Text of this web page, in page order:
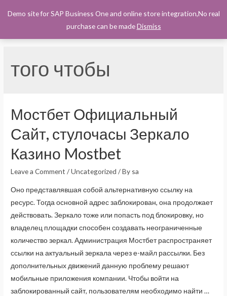
0
того чтобы
Мостбет Официальный
Сайт, стулочасы Зеркало
Казино Mostbet
Leave a Comment /Uncategorized / By sa
Оно представлявшая собой альтернативную ссылку на
ресурс. Тогда основной адрес заблокирован, она продолжает
действовать. Зеркало тоже или попасть под блокировку, но
владелец площадки способен создавать неограниченные
количество зеркал. Администрация Мостбет распространяет
ссылки на актуальный зеркала через е-майл рассылки. Без
дополнительных движений данную проблему решают
мобильные приложения компании. Чтобы войти на
заблокированный сайт, пользователям необходимо найти …
Demo site for SAP Business One and online store integration,No real
purchase can be madeDismiss